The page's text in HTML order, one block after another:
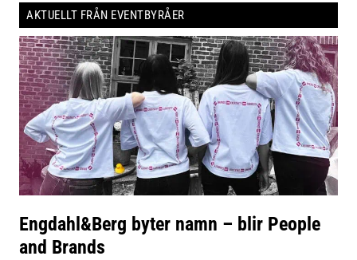
AKTUELLT FRÅN EVENTBYRÅER
Engdahl&Berg byter namn – blir People
and Brands